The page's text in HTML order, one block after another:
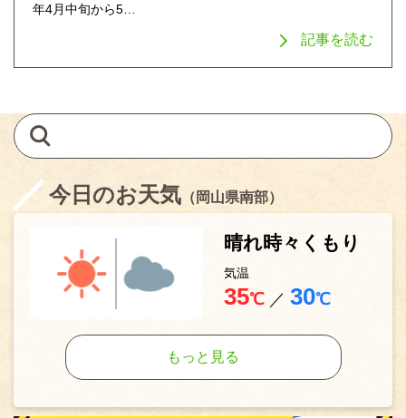
年4月中旬から5…
記事を読む
今日のお天気 （岡山県南部）
晴れ時々くもり
気温
35℃ ／ 30℃
もっと見る